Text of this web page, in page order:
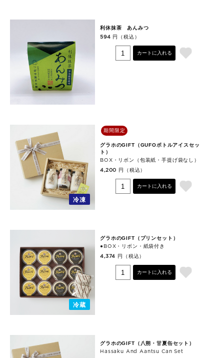
利休抹茶 あんみつ
594 円（税込）
カートに入れる
冷凍
期間限定
グラホのGIFT（GUFOボトルアイスセッ
ト）
BOX・リボン（包装紙・手提げ袋なし）
4,200 円（税込）
カートに入れる
冷蔵
グラホのGIFT（プリンセット）
●BOX・リボン・紙袋付き
4,374 円（税込）
カートに入れる
グラホのGIFT（八朔・甘夏缶セット）
Hassaku And Aantsu Can Set